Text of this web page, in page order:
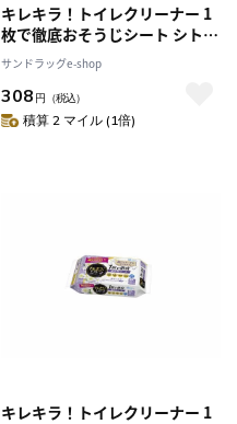
キレキラ！トイレクリーナー 1
枚で徹底おそうじシート シトラ
スミント本体10枚
サンドラッグe-shop
308 円 （税込）
積算 2 マイル (1倍)
キレキラ！トイレクリーナー 1